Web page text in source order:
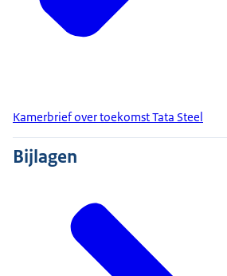
Kamerbrief over toekomst Tata Steel
Bijlagen